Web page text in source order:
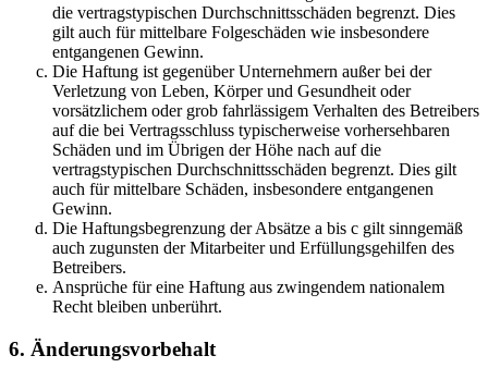
die vertragstypischen Durchschnittsschäden begrenzt. Dies
gilt auch für mittelbare Folgeschäden wie insbesondere
entgangenen Gewinn.
Die Haftung ist gegenüber Unternehmern außer bei der
Verletzung von Leben, Körper und Gesundheit oder
vorsätzlichem oder grob fahrlässigem Verhalten des Betreibers
auf die bei Vertragsschluss typischerweise vorhersehbaren
Schäden und im Übrigen der Höhe nach auf die
vertragstypischen Durchschnittsschäden begrenzt. Dies gilt
auch für mittelbare Schäden, insbesondere entgangenen
Gewinn.
Die Haftungsbegrenzung der Absätze a bis c gilt sinngemäß
auch zugunsten der Mitarbeiter und Erfüllungsgehilfen des
Betreibers.
Ansprüche für eine Haftung aus zwingendem nationalem
Recht bleiben unberührt.
6. Änderungsvorbehalt